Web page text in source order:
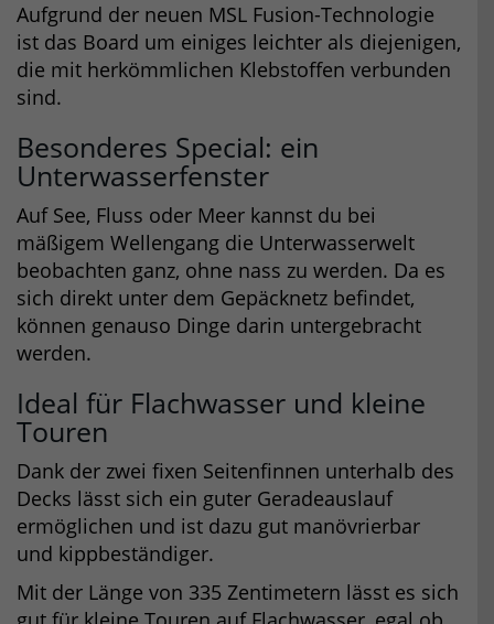
Aufgrund der neuen MSL Fusion-Technologie
ist das Board um einiges leichter als diejenigen,
die mit herkömmlichen Klebstoffen verbunden
sind.
Besonderes Special: ein
Unterwasserfenster
Auf See, Fluss oder Meer kannst du bei
mäßigem Wellengang die Unterwasserwelt
beobachten ganz, ohne nass zu werden. Da es
sich direkt unter dem Gepäcknetz befindet,
können genauso Dinge darin untergebracht
werden.
Ideal für Flachwasser und kleine
Touren
Dank der zwei fixen Seitenfinnen unterhalb des
Decks lässt sich ein guter Geradeauslauf
ermöglichen und ist dazu gut manövrierbar
und kippbeständiger.
Mit der Länge von 335 Zentimetern lässt es sich